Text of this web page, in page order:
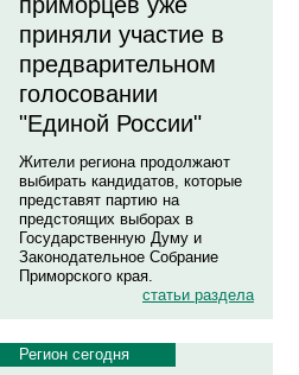
приняли участие в
предварительном
голосовании
"Единой России"
Жители региона продолжают
выбирать кандидатов, которые
представят партию на
предстоящих выборах в
Государственную Думу и
Законодательное Собрание
Приморского края.
статьи раздела
Регион сегодня